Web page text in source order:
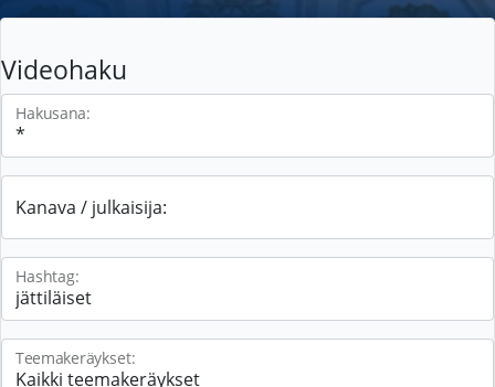
Videohaku
Hakusana:
Kanava / julkaisija:
Hashtag:
Teemakeräykset: